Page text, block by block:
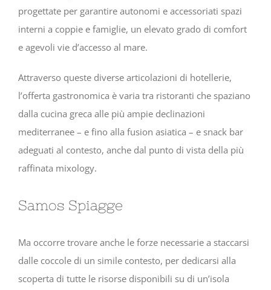
progettate per garantire autonomi e accessoriati spazi
interni a coppie e famiglie, un elevato grado di comfort
e agevoli vie d’accesso al mare.
Attraverso queste diverse articolazioni di hotellerie,
l’offerta gastronomica è varia tra ristoranti che spaziano
dalla cucina greca alle più ampie declinazioni
mediterranee – e fino alla fusion asiatica – e snack bar
adeguati al contesto, anche dal punto di vista della più
raffinata mixology.
Samos Spiagge
Ma occorre trovare anche le forze necessarie a staccarsi
dalle coccole di un simile contesto, per dedicarsi alla
scoperta di tutte le risorse disponibili su di un’isola